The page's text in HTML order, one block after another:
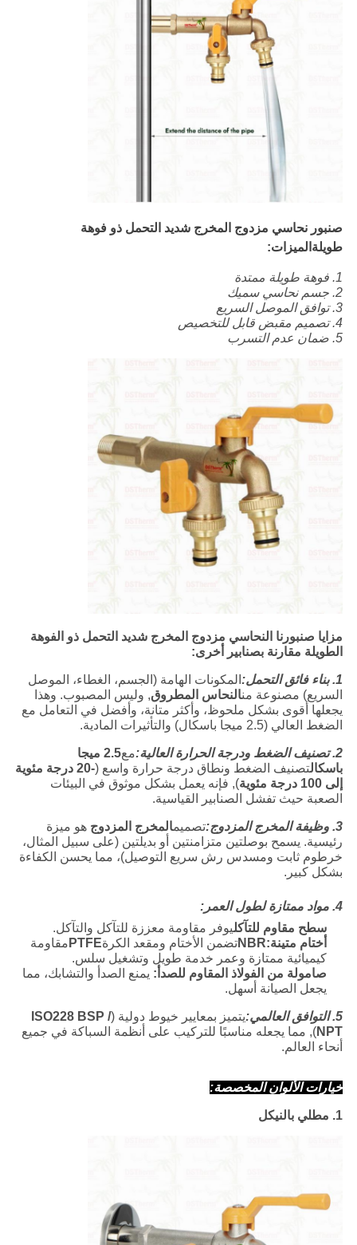
صنبور نحاسي مزدوج المخرج شديد التحمل ذو فوهة
طويلة الميزات:
1. فوهة طويلة ممتدة
2. جسم نحاسي سميك
3. توافق الموصل السريع
4. تصميم مقبض قابل للتخصيص
5. ضمان عدم التسرب
مزايا صنبورنا النحاسي مزدوج المخرج شديد التحمل ذو الفوهة
الطويلة مقارنة بصنابير أخرى:
1. بناء فائق التحمل:
المكونات الهامة (الجسم، الغطاء، الموصل
السريع) مصنوعة منالنحاس المطروق, وليس المصبوب. وهذا
يجعلها أقوى بشكل ملحوظ، وأكثر متانة، وأفضل في التعامل مع
الضغط العالي (2.5 ميجا باسكال) والتأثيرات المادية.
2. تصنيف الضغط ودرجة الحرارة العالية: مع
2.5 ميجا
باسكالتصنيف الضغط ونطاق درجة حرارة واسع (
-20 درجة مئوية
إلى 100 درجة مئوية
), فإنه يعمل بشكل موثوق في البيئات
الصعبة حيث تفشل الصنابير القياسية.
3. وظيفة المخرج المزدوج: تصميمالمخرج المزدوج هو ميزة
رئيسية. يسمح بوصلتين متزامنتين أو بديلتين (على سبيل المثال،
خرطوم ثابت ومسدس رش سريع التوصيل)، مما يحسن الكفاءة
بشكل كبير.
4. مواد ممتازة لطول العمر:
سطح مقاوم للتآكليوفر مقاومة معززة للتآكل والتآكل.
أختام متينة:NBRتضمن الأختام ومقعد الكرةPTFE مقاومة
كيميائية ممتازة وعمر خدمة طويل وتشغيل سلس.
صامولة من الفولاذ المقاوم للصدأ: يمنع الصدأ والتشابك، مما
يجعل الصيانة أسهل.
5. التوافق العالمي: يتميز بمعايير خيوط دولية (ISO228 BSP /
NPT), مما يجعله مناسبًا للتركيب على أنظمة السباكة في جميع
أنحاء العالم.
خيارات الألوان المخصصة:
1. مطلي بالنيكل